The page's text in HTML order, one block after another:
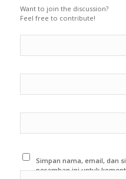
Want to join the discussion?
Feel free to contribute!
Simpan nama, email, dan
peramban ini untuk